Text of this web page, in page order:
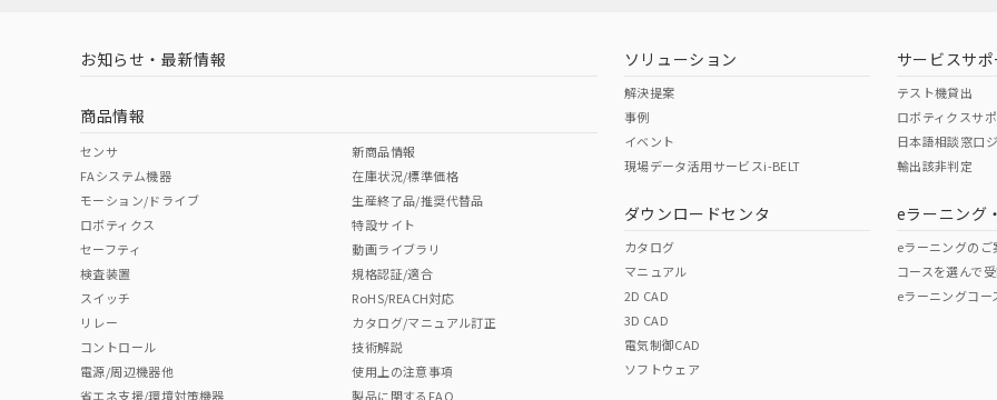
中国 RoHS 注意事項・凡例
中国 RoHS表
Pb Hg Cr(VI)
"対応済み"や非含有の記載がされた商品であっても、流通在庫等で未対応品が混在する可能性があります。
非含有品が必要な際は、弊社営業部門もしくは販売店へお問い合わせください。
（イギリス
（ノルウェー
（日本
（アメリカ
この製品の規格認証/適合
その他の認証はこちらのページからご
お知らせ・最新情報
商品情報
センサ
FAシステム機器
モーション/ドライブ
ロボティクス
セーフティ
検査装置
スイッチ
リレー
コントロール
電源/周辺機器他
省エネ支援/環境対策機器
新商品情報
在庫状況/標準価格
生産終了品/推奨代替品
特設サイト
動画ライブラリ
規格認証/適合
RoHS/REACH対応
カタログ/マニュアル訂正
技術解説
使用上の注意事項
製品に関するFAQ
ソリューション
解決提案
事例
イベント
現場データ活用サービスi-BELT
ダウンロードセンタ
カタログ
マニュアル
2D CAD
3D CAD
電気制御CAD
ソフトウェア
サービスサポ
テスト機貸出
ロボティクスサ
日本語相談窓口
輸出該非判定
eラーニング
eラーニングのご
コースを選んで
eラーニングコー